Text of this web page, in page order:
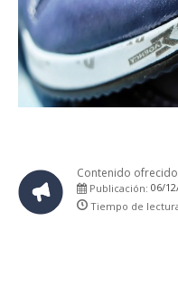
Contenido
Publicación: 06/
Tiempo de